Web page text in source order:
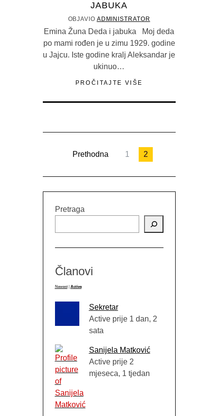
JABUKA
OBJAVIO ADMINISTRATOR
Emina Žuna Deda i jabuka Moj deda
po mami rođen je u zimu 1929. godine
u Jajcu. Iste godine kralj Aleksandar je
ukinuo…
PROČITAJTE VIŠE
Prethodna 1 2
Pretraga
Članovi
Newest Active
Sekretar
Active prije 1 dan, 2
sata
Sanijela Matković
Active prije 2
mjeseca, 1 tjedan